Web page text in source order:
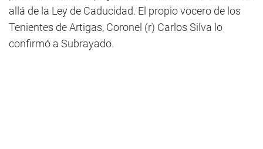
allá de la Ley de Caducidad. El propio vocero de los
Tenientes de Artigas, Coronel (r) Carlos Silva lo
confirmó a Subrayado.